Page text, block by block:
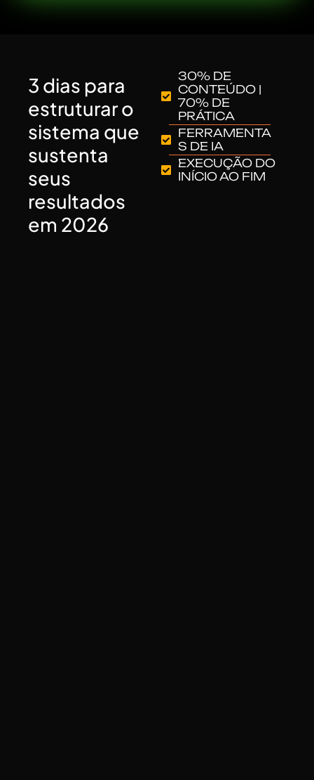
3 dias para
estruturar o
sistema que
sustenta
seus
resultados
em 2026
30% DE
CONTEÚDO |
70% DE
PRÁTICA
FERRAMENTA
S DE IA
EXECUÇÃO DO
INÍCIO AO FIM